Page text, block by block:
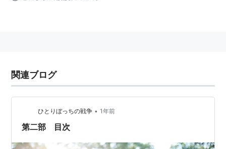
関連ブログ
ひとりぼっちの戦争 • 1年前
第二部 目次